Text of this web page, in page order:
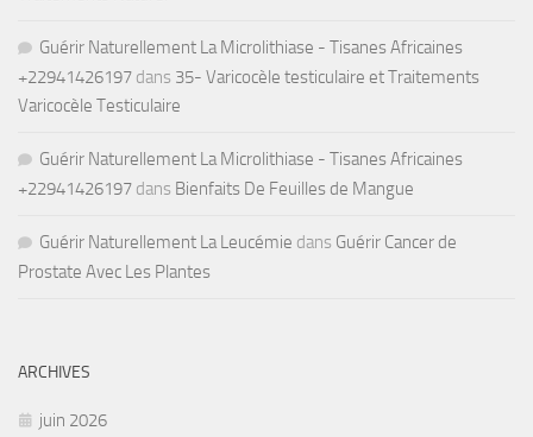
Guérir Naturellement La Microlithiase - Tisanes Africaines
+22941426197 dans 35- Varicocèle testiculaire et Traitements
Varicocèle Testiculaire
Guérir Naturellement La Microlithiase - Tisanes Africaines
+22941426197 dans Bienfaits De Feuilles de Mangue
Guérir Naturellement La Leucémie dans Guérir Cancer de
Prostate Avec Les Plantes
ARCHIVES
juin 2026